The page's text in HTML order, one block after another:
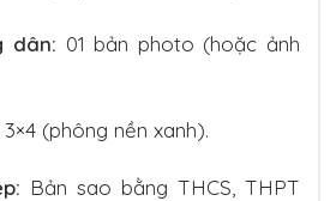
dân: 01 bản photo (hoặc ảnh
3×4 (phông nền xanh).
Bản sao bằng THCS, THPT